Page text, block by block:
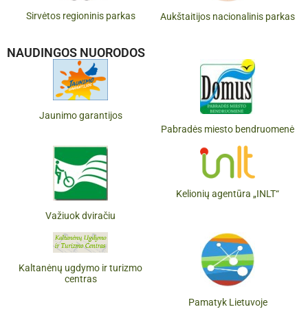
Sirvėtos regioninis parkas Aukštaitijos nacionalinis parkas
NAUDINGOS NUORODOS
Jaunimo garantijos
Pabradės miesto bendruomenė
Važiuok dviračiu
Kelionių agentūra „INLT“
Kaltanėnų ugdymo ir turizmo
centras
Pamatyk Lietuvoje